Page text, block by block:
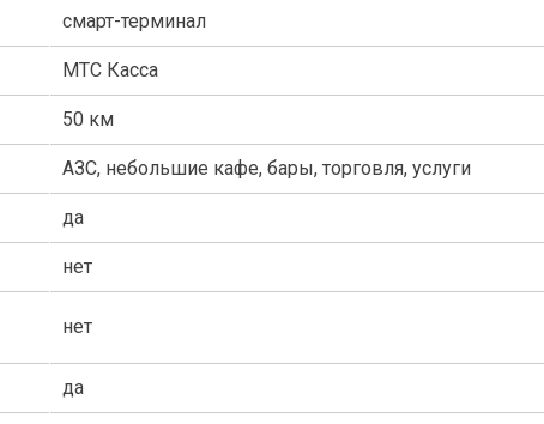
смарт-терминал
МТС Касса
50 км
АЗС, небольшие кафе, бары, торговля, услуги
да
нет
нет
да